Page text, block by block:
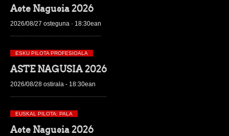
Aste Nagusia 2026
2026/08/27 osteguna · 18:30ean
ESKU PILOTA PROFESIOALA
ASTE NAGUSIA 2026
2026/08/28 ostirala - 18:30ean
EUSKAL PILOTA: PALA
Aste Nagusia 2026